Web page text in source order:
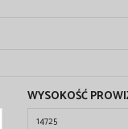
WYSOKOŚĆ